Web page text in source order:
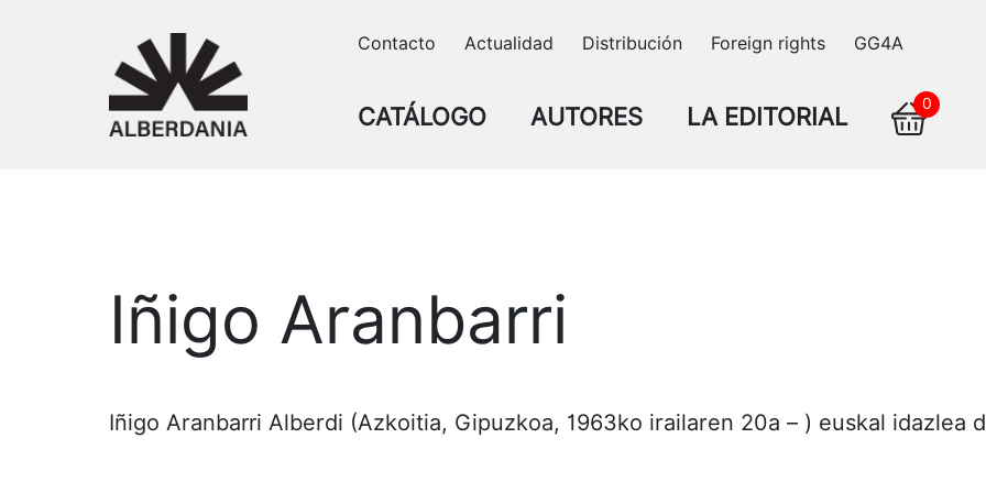
Contacto Actualidad Distribución Foreign rights GG4A
CATÁLOGO AUTORES LA EDITORIAL 0
Iñigo Aranbarri
Iñigo Aranbarri Alberdi (Azkoitia, Gipuzkoa, 1963ko irailaren 20a – ) euskal idazlea